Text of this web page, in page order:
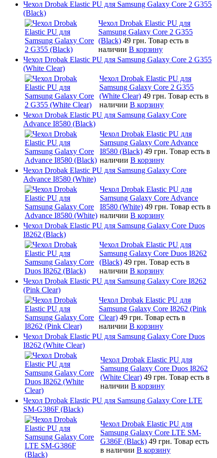
Чехол Drobak Elastic PU для Samsung Galaxy Core 2 G355
(Black)
Чехол Drobak Elastic PU для
Samsung Galaxy Core 2 G355
(Black) 49 грн. Товар есть в
наличии В корзину
Чехол Drobak Elastic PU для Samsung Galaxy Core 2 G355
(White Clear)
Чехол Drobak Elastic PU для
Samsung Galaxy Core 2 G355
(White Clear) 49 грн. Товар есть в
наличии В корзину
Чехол Drobak Elastic PU для Samsung Galaxy Core
Advance I8580 (Black)
Чехол Drobak Elastic PU для
Samsung Galaxy Core Advance
I8580 (Black) 49 грн. Товар есть в
наличии В корзину
Чехол Drobak Elastic PU для Samsung Galaxy Core
Advance I8580 (White)
Чехол Drobak Elastic PU для
Samsung Galaxy Core Advance
I8580 (White) 49 грн. Товар есть в
наличии В корзину
Чехол Drobak Elastic PU для Samsung Galaxy Core Duos
I8262 (Black)
Чехол Drobak Elastic PU для
Samsung Galaxy Core Duos I8262
(Black) 49 грн. Товар есть в
наличии В корзину
Чехол Drobak Elastic PU для Samsung Galaxy Core I8262
(Pink Clear)
Чехол Drobak Elastic PU для
Samsung Galaxy Core I8262 (Pink
Clear) 49 грн. Товар есть в
наличии В корзину
Чехол Drobak Elastic PU для Samsung Galaxy Core Duos
I8262 (White Clear)
Чехол Drobak Elastic PU для
Samsung Galaxy Core Duos I8262
(White Clear) 49 грн. Товар есть в
наличии В корзину
Чехол Drobak Elastic PU для Samsung Galaxy Core LTE
SM-G386F (Black)
Чехол Drobak Elastic PU для
Samsung Galaxy Core LTE SM-
G386F (Black) 49 грн. Товар есть
в наличии В корзину